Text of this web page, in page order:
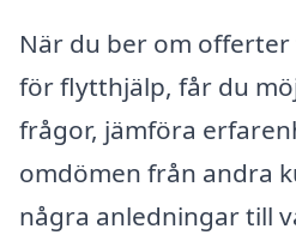
När du ber om
för flytthjälp, får du
frågor, jämföra
omdömen från andra
några anledningar till